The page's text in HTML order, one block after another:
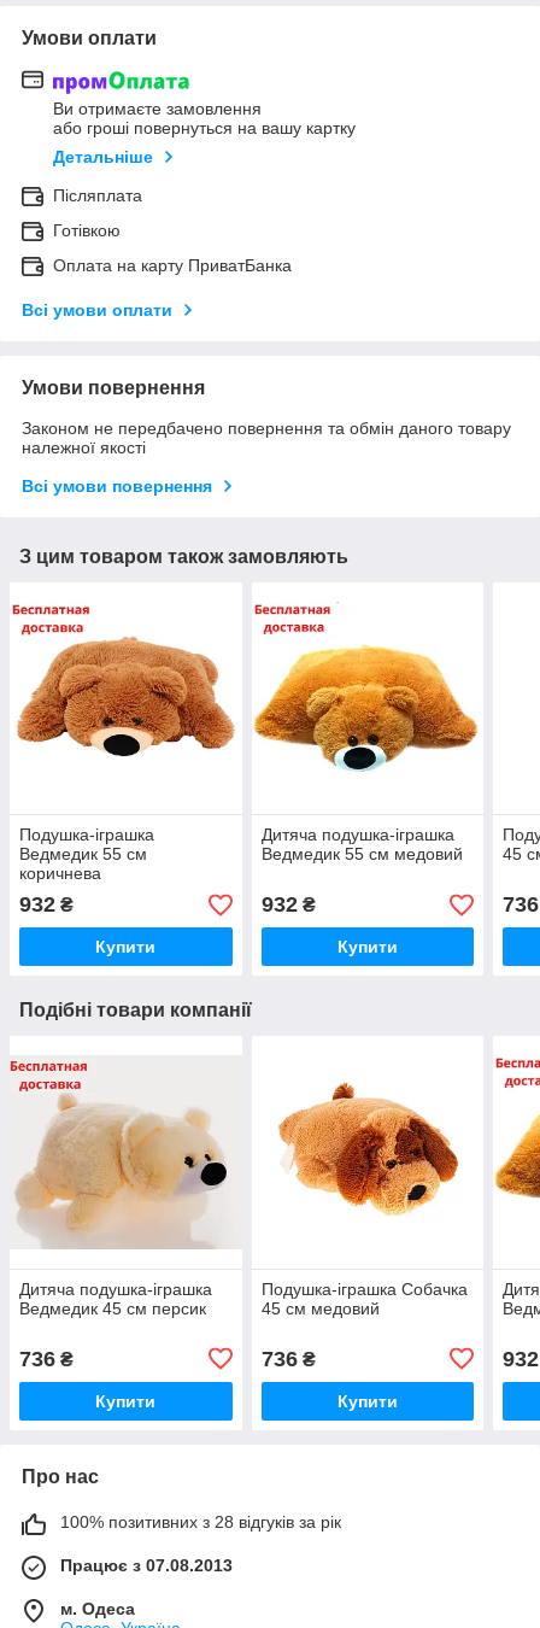
Умови оплати
Ви отримаєте замовлення
або гроші повернуться на вашу картку
Детальніше
Післяплата
Готівкою
Оплата на карту ПриватБанка
Всі умови оплати
Умови повернення
Законом не передбачено повернення та обмін даного товару
належної якості
Всі умови повернення
З цим товаром також замовляють
Подушка-іграшка
Ведмедик 55 см
коричнева
932 ₴
Купити
Дитяча подушка-іграшка
Ведмедик 55 см медовий
932₴
Купити
45
736
Подібні товари компанії
Дитяча подушка-іграшка
Ведмедик 45 см персик
736 ₴
Купити
Подушка-іграшка Собачка
45 см медовий
736₴
Купити
932
Про нас
100% позитивних з 28 відгуків за рік
Працює з 07.08.2013
м. Одеса